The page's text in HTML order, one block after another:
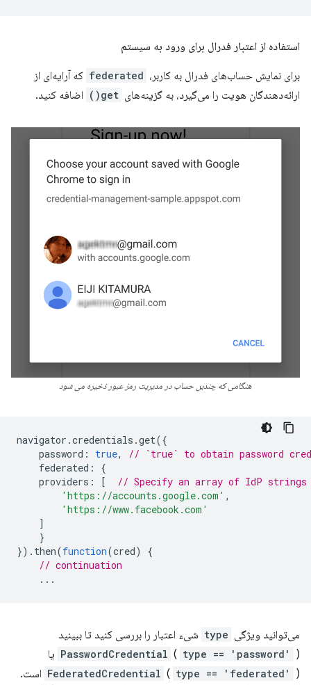
استفاده از اعتبار فدرال برای ورود به سیستم
برای نمایش حساب‌های فدرال به کاربر، federated که آرایه‌ای از
ارائه‌دهندگان هویت را می‌گیرد، به گزینه‌های get() اضافه کنید.
هنگامی که چندین حساب در مدیریت رمز عبور ذخیره می شود
navigator .credentials .get({
password : true,
// `true` to obtain password
federated :
{
providers : [
// Specify an array of IdP strings
'https://accounts.google.com' ,
'https://www.facebook.com'
]
}
}). then(function(cred)
{
// continuation
...
می‌توانید ویژگی type شیء اعتبار را بررسی کنید تا ببینید
PasswordCredential ( type == 'password' ) یا
FederatedCredential ( type == 'federated'
) است.